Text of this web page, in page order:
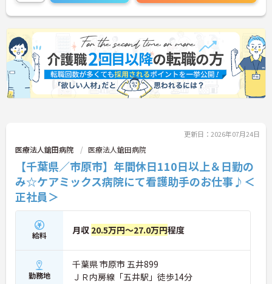
更新日：2026年07月24日
医療法人鎗田病院 医療法人鎗田病院
【千葉県／市原市】年間休日110日以上＆日勤の
み☆ケアミックス病院にて看護助手のお仕事♪＜
正社員＞
給料 月収 20.5万円～27.0万円程度
勤務地
千葉県 市原市 五井899
ＪＲ内房線「五井駅」徒歩14分